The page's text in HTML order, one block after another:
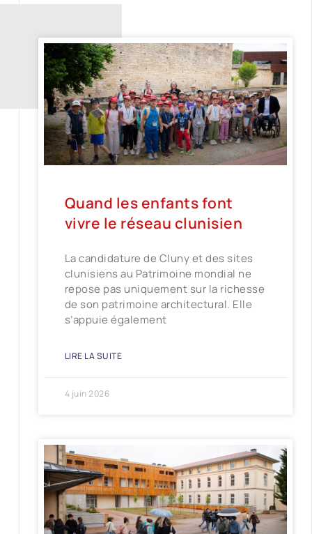
Quand les enfants font
vivre le réseau clunisien
La candidature de Cluny et des sites
clunisiens au Patrimoine mondial ne
repose pas uniquement sur la richesse
de son patrimoine architectural. Elle
s’appuie également
LIRE LA SUITE
4 juin 2026